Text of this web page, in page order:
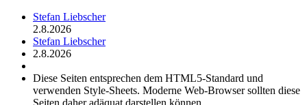
Stefan Liebscher
2.8.2026
Stefan Liebscher
2.8.2026
Diese Seiten entsprechen dem HTML5-Standard und
verwenden Style-Sheets. Moderne Web-Browser sollten diese
Seiten daher adäquat darstellen können.